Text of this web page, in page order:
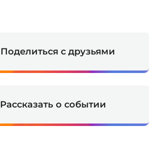
Поделиться с друзьями
Рассказать о событии